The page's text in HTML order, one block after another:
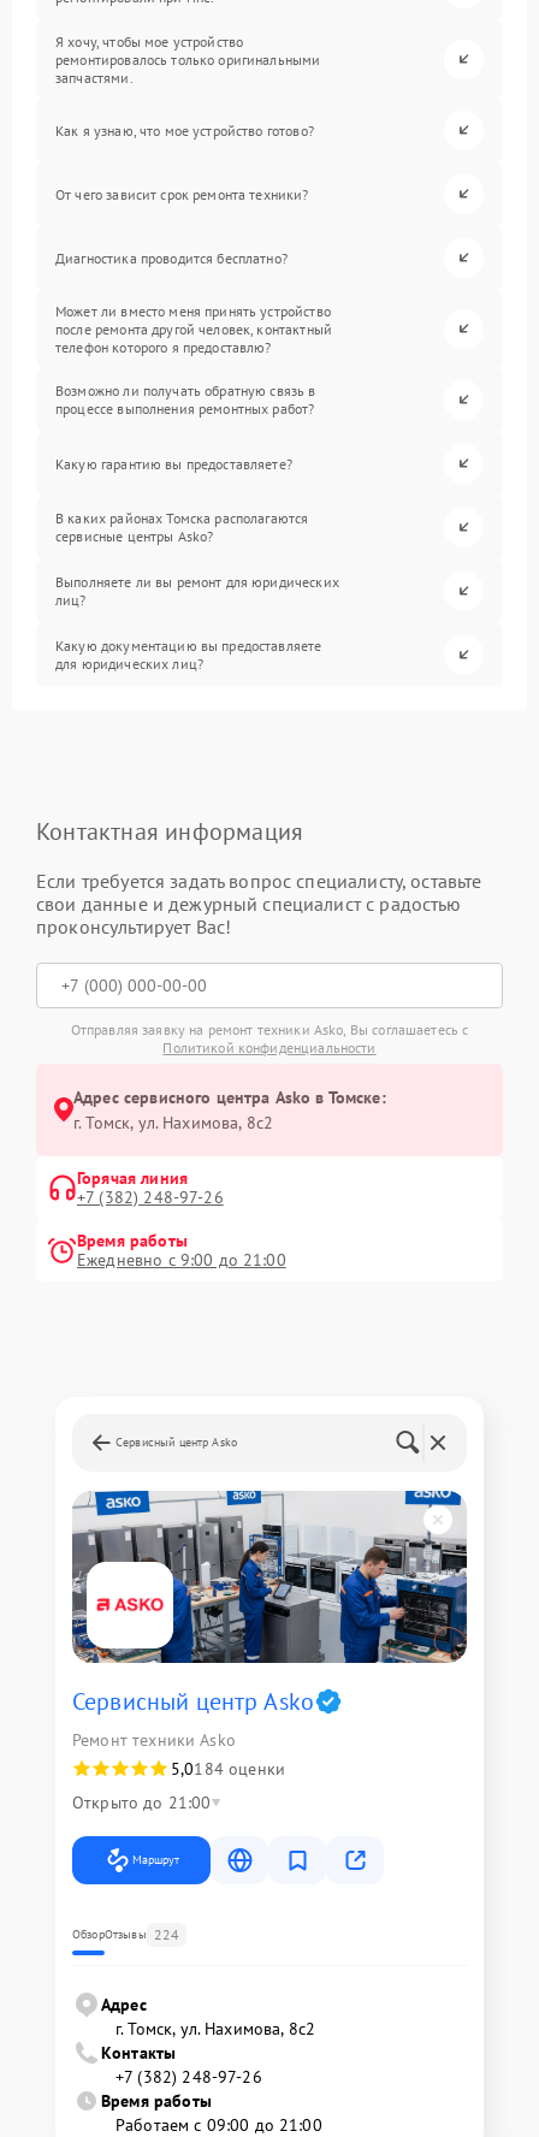
Я хочу, чтобы мое устройство
ремонтировалось только оригинальными
запчастями.
Как я узнаю, что мое устройство готово?
От чего зависит срок ремонта техники?
Диагностика проводится бесплатно?
Может ли вместо меня принять устройство
после ремонта другой человек, контактный
телефон которого я предоставлю?
Возможно ли получать обратную связь в
процессе выполнения ремонтных работ?
Какую гарантию вы предоставляете?
В каких районах Томска располагаются
сервисные центры Asko?
Выполняете ли вы ремонт для юридических
лиц?
Какую документацию вы предоставляете
для юридических лиц?
Контактная информация
Если требуется задать вопрос специалисту, оставьте
свои данные и дежурный специалист с радостью
проконсультирует Вас!
Отправляя заявку на ремонт техники Asko, Вы соглашаетесь с
Политикой конфиденциальности
Адрес сервисного центра Asko в Томске:
г. Томск, ул. Нахимова, 8с2
Горячая линия
+7 (382) 248-97-26
Время работы
Ежедневно с 9:00 до 21:00
Сервисный центр Asko
Сервисный центр Asko
Ремонт техники Asko
5,0184 оценки
Открыто до 21:00
Маршрут
ОбзорОтзывы 224
Адрес
г. Томск, ул. Нахимова, 8с2
Контакты
+7 (382) 248-97-26
Время работы
Работаем с 09:00 до 21:00